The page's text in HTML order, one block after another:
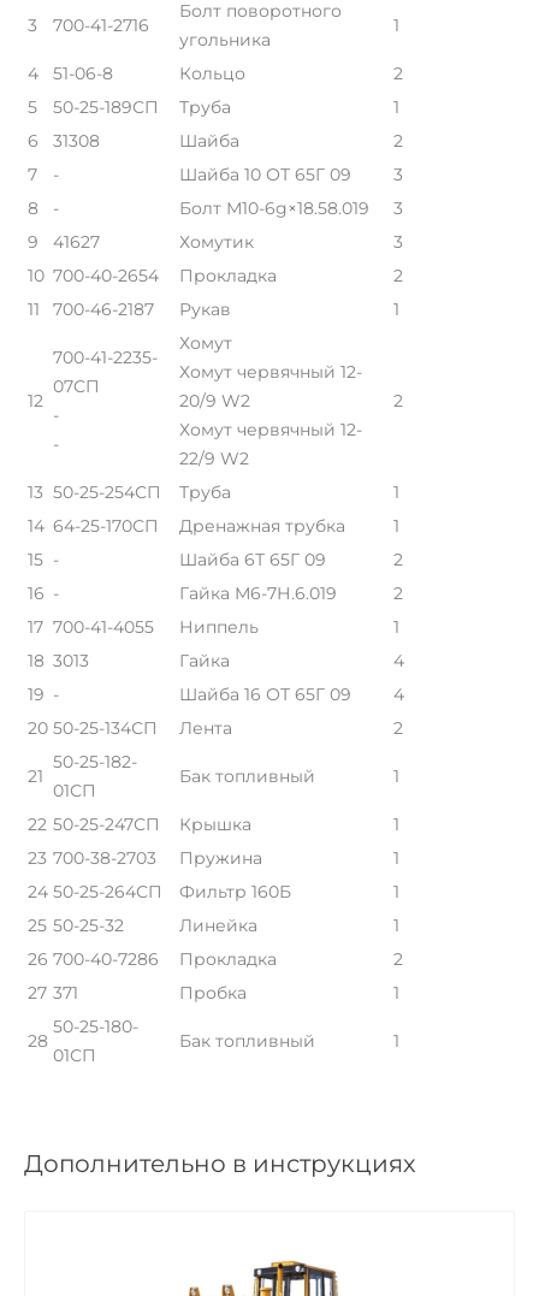
3 700-41-2716
Болт поворотного
угольника
1
4 51-06-8 Кольцо
2
5
50-25-189СП Труба
1
6
31308 Шайба
2
7
- Шайба 10 ОТ 65Г 09
3
8
- Болт М10-6g×18.58.019
3
9
41627 Хомутик
3
10 700-40-2654 Прокладка
2
11
700-46-2187 Рукав 1
12
700-41-2235-
07СП
-
-
Хомут
Хомут червячный 12-
20/9 W2
Хомут червячный 12-
22/9 W2
2
13 50-25-254СП Труба
1
14 64-25-170СП Дренажная трубка
1
15 - Шайба 6Т 65Г 09
2
16 - Гайка М6-7Н.6.019
2
17 700-41-4055 Ниппель
1
18 3013 Гайка
4
19 - Шайба 16 ОТ 65Г 09
4
20 50-25-134СП Лента 2
21
50-25-182-
01СП
Бак топливный 1
22 50-25-247СП Крышка
1
23 700-38-2703 Пружина
1
24 50-25-264СП Фильтр 160Б
1
25 50-25-32 Линейка
1
26 700-40-7286 Прокладка
2
27 371 Пробка 1
28
50-25-180-
01СП
Бак топливный 1
Дополнительно в инструкциях